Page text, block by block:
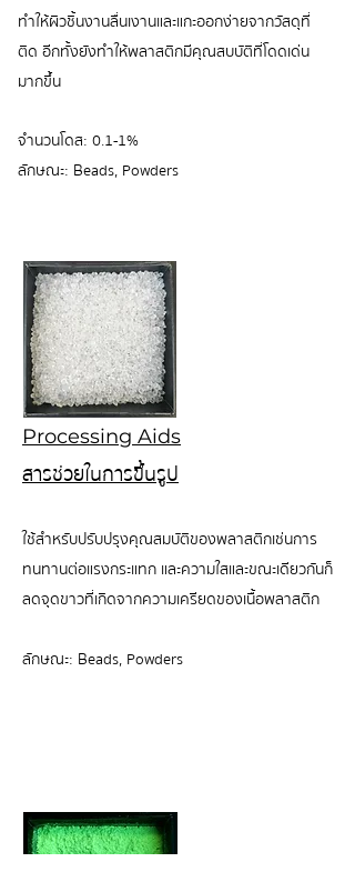
ทำให้ผิวชิ้นงานลื่นเงานและแกะออกง่ายจากวัสดุที่
ติด อีกทั้งยังทำให้พลาสติกมีคุณสบบัติที่โดดเด่น
มากขึ้น
จำนวนโดส: 0.1-1%
ลักษณะ: Beads, Powders
Processing Aids
สารช่วยในการขึ้นรูป
ใช้สำหรับปรับปรุงคุณสมบัติของพลาสติกเช่นการ
ทนทานต่อแรงกระแทก และความใสและขณะเดียวกันก็
ลดจุดขาวที่เกิดจากความเครียดของเนื้อพลาสติก
ลักษณะ: Beads, Powders